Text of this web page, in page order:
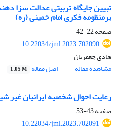
تبیین جایگاه تربیتی عدالت سزا
برمنظومه فکری امام خمینی (ره)
صفحه22-42
10.22034/jml.2023.702090
هادی جعفریان
مشاهده مقاله
اصل مقاله 1.05 M
رعایت احوال شخصیه ایرانیان غیر
صفحه43-53
10.22034/jml.2023.702091